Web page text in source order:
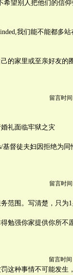
希望别人把他们的信
我们能不能都多
的家里或至亲好友的
留言时间
礼面临牢狱之灾
基督徒夫妇因拒绝为
留言时间
范围。写清楚，只为
勉强你家提供你所不
留言时间
这种事情不可能发生